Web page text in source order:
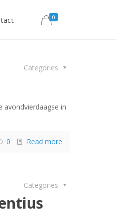
0
Categories
avondvierdaagse in
0 Read more
Categories